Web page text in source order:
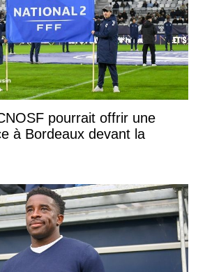
pourrait offrir une
à Bordeaux devant la